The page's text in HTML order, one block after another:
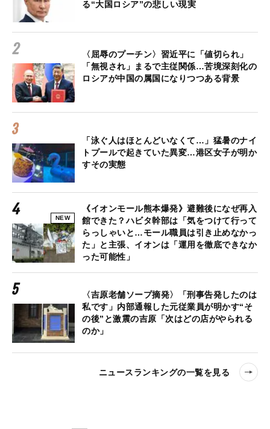
る“大国ロシア”の悲しい現実
〈屈辱のプーチン〉習近平に「値切られ」
「無視され」まるで主従関係…苦境深刻化の
ロシアが中国の属国になりつつある背景
「泳ぐ人はほとんどいなくて…」猛暑のナイ
トプールで起きていた異変…港区女子が明か
すその実態
NEW
《イオンモール熊本爆発》避難後になぜ再入
館できた？ハビタ幹部は「気をつけて行って
らっしゃいと…モール職員は引き止めなかっ
た」と主張、イオンは「運用を徹底できなか
った可能性」
〈吉原老舗ソープ摘発〉「刑事告発したのは
私です」内部通報した元従業員が明かす“そ
の後”と激震の吉原「次はどの店がやられる
のか」
ニュースランキングの一覧を見る